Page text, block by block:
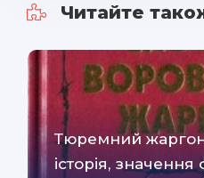
Читайте
Тюремний жаргон
історія,